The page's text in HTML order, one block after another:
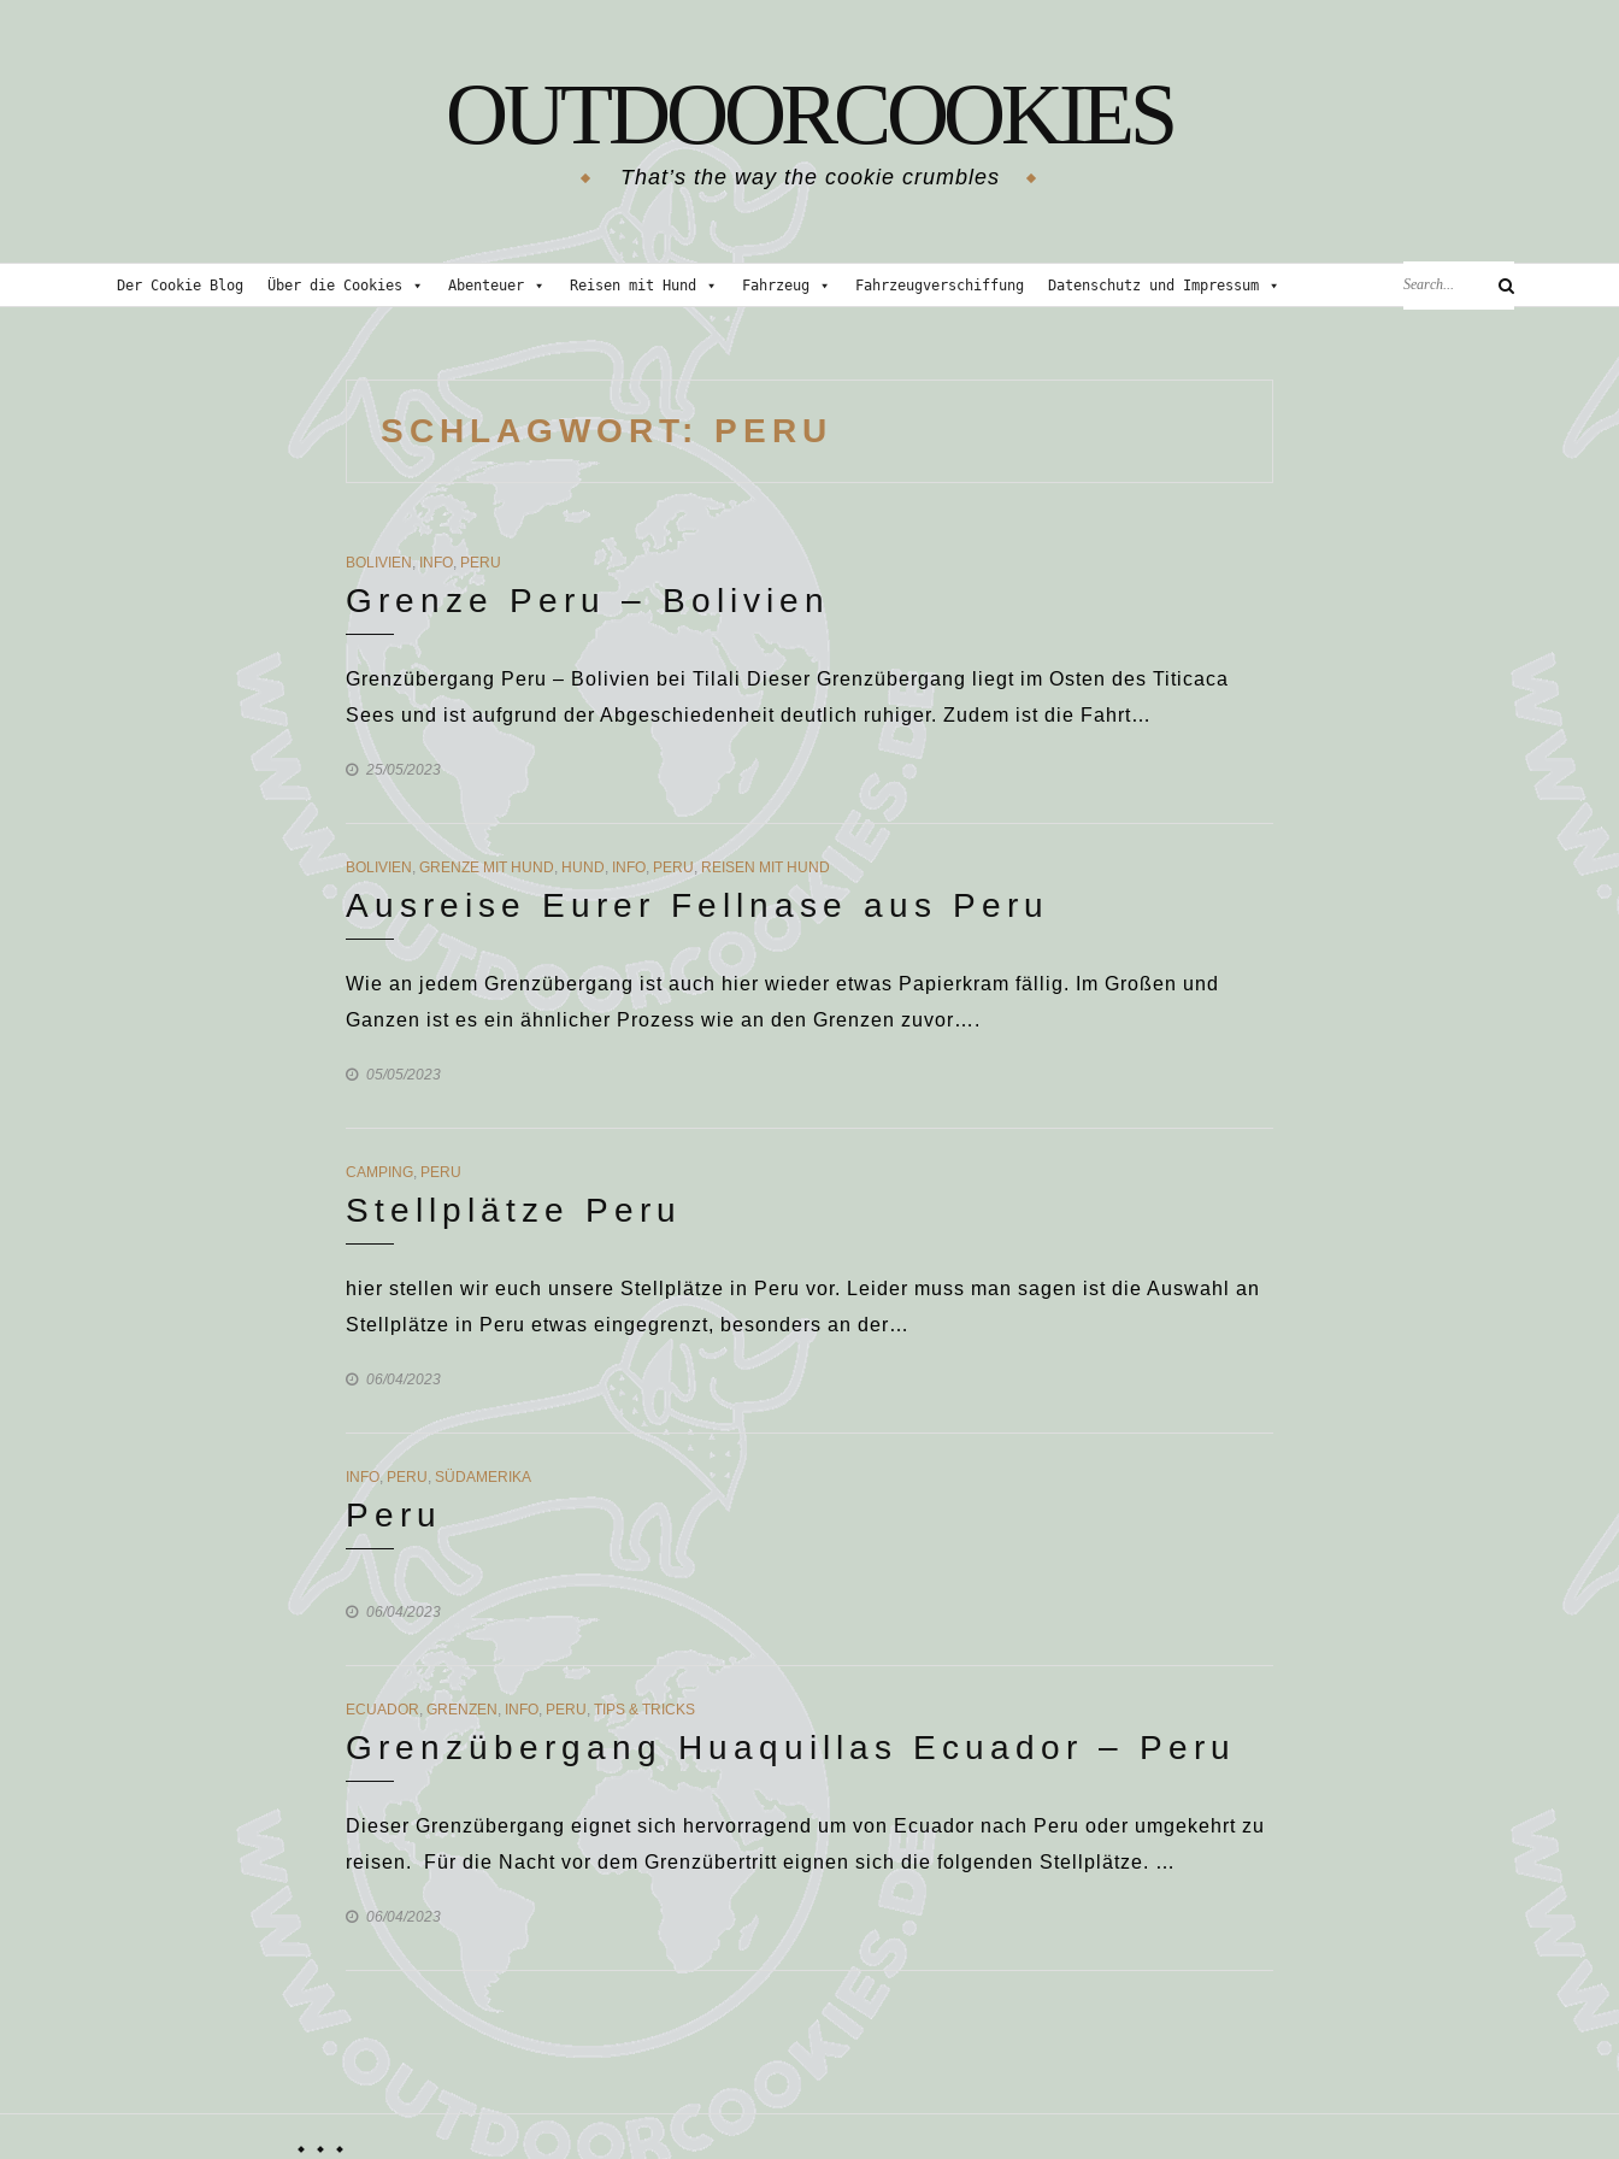
OUTDOORCOOKIES
That’s the way the cookie crumbles
Der Cookie Blog Über die Cookies Abenteuer Reisen mit Hund Fahrzeug Fahrzeugverschiffung Datenschutz und Impressum
Search
for:
Search
SCHLAGWORT: PERU
CATEGORIES
BOLIVIEN , INFO, PERU
Grenze Peru – Bolivien
Grenzübergang Peru – Bolivien bei Tilali Dieser Grenzübergang liegt im Osten des Titicaca
Sees und ist aufgrund der Abgeschiedenheit deutlich ruhiger. Zudem ist die Fahrt…
25/05/2023
CATEGORIES
BOLIVIEN ,GRENZE MIT HUND, HUND, INFO, PERU, REISEN MIT HUND
Ausreise Eurer Fellnase aus Peru
Wie an jedem Grenzübergang ist auch hier wieder etwas Papierkram fällig. Im Großen und
Ganzen ist es ein ähnlicher Prozess wie an den Grenzen zuvor….
05/05/2023
CATEGORIES
CAMPING, PERU
Stellplätze Peru
hier stellen wir euch unsere Stellplätze in Peru vor. Leider muss man sagen ist die Auswahl an
Stellplätze in Peru etwas eingegrenzt, besonders an der…
06/04/2023
CATEGORIES
INFO, PERU,SÜDAMERIKA
Peru
06/04/2023
CATEGORIES
ECUADOR,GRENZEN , INFO, PERU,TIPS & TRICKS
Grenzübergang Huaquillas Ecuador – Peru
Dieser Grenzübergang eignet sich hervorragend um von Ecuador nach Peru oder umgekehrt zu
reisen. Für die Nacht vor dem Grenzübertritt eignen sich die folgenden Stellplätze. …
06/04/2023